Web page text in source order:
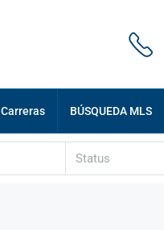
Carreras BÚSQUEDA MLS
Status